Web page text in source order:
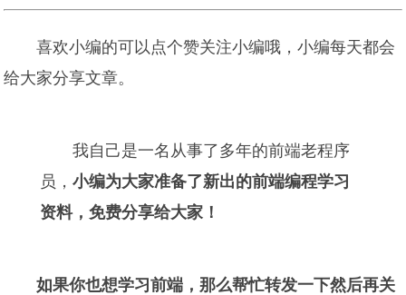
喜欢小编的可以点个赞关注小编哦，小编每天都会
给大家分享文章。
我自己是一名从事了多年的前端老程序
员，小编为大家准备了新出的前端编程学习
资料，免费分享给大家！
如果你也想学习前端，那么帮忙转发一下然后再关